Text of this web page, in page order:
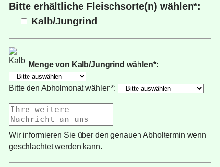
Bitte erhältliche Fleischsorte(n) wählen*:
Kalb/Jungrind
Menge von Kalb/Jungrind wählen*:
Bitte den Abholmonat wählen*:
Wir informieren Sie über den genauen Abholtermin wenn
geschlachtet werden kann.